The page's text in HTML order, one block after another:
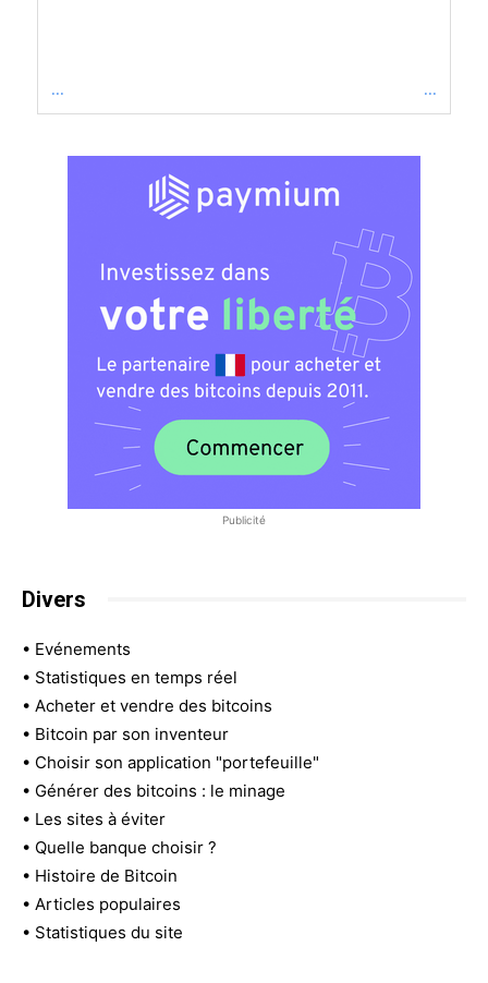
... ...
Publicité
Divers
• Evénements
• Statistiques en temps réel
• Acheter et vendre des bitcoins
• Bitcoin par son inventeur
• Choisir son application "portefeuille"
• Générer des bitcoins : le minage
• Les sites à éviter
• Quelle banque choisir ?
• Histoire de Bitcoin
• Articles populaires
• Statistiques du site